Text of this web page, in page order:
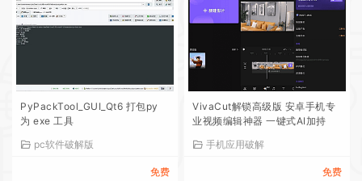
PyPackTool_GUI_Qt6 打包py
为 exe 工具
pc软件破解版
免费
VivaCut解锁高级版 安卓手机专
业视频编辑神器 一键式AI加持
手机应用破解
免费